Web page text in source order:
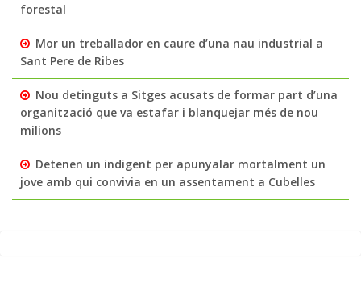
forestal
Mor un treballador en caure d’una nau industrial a
Sant Pere de Ribes
Nou detinguts a Sitges acusats de formar part d’una
organització que va estafar i blanquejar més de nou
milions
Detenen un indigent per apunyalar mortalment un
jove amb qui convivia en un assentament a Cubelles